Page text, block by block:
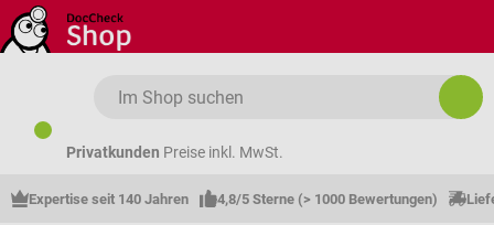
Zum Hauptinhalt springen
Privatkunden Preise inkl. MwSt.
Expertise seit 140 Jahren 4,8/5 Sterne (> 1000 Bewertungen)